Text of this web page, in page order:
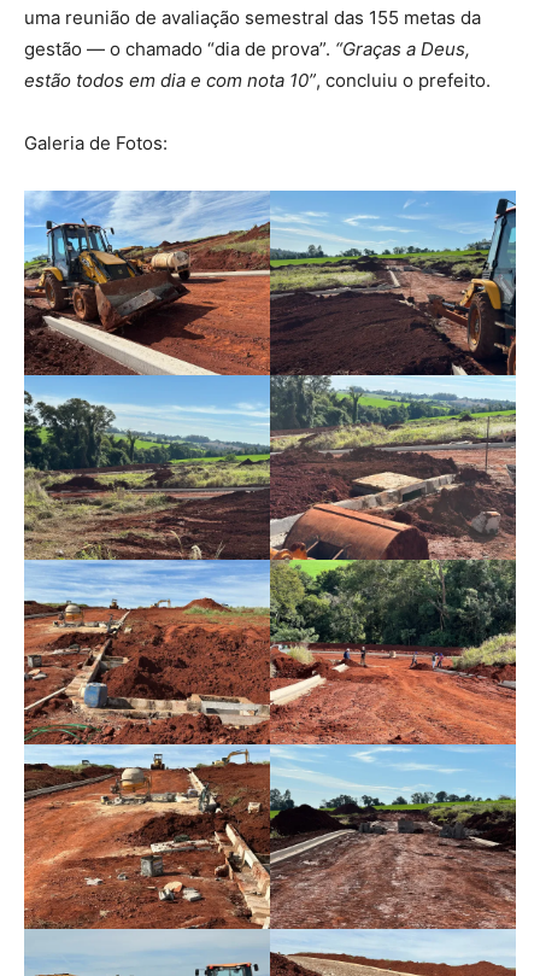
uma reunião de avaliação semestral das 155 metas da
gestão — o chamado “dia de prova”. “Graças a Deus,
estão todos em dia e com nota 10”, concluiu o prefeito.
Galeria de Fotos: